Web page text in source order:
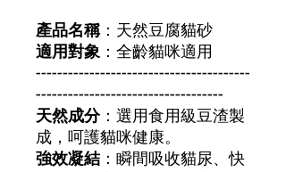
產品名稱：天然豆腐貓砂
適用對象 ：全齡貓咪適用
----------------------------------------
-----------------------------------
天然成分：選用食用級豆渣製
成，呵護貓咪健康。
強效凝結 ：瞬間吸收貓尿、快